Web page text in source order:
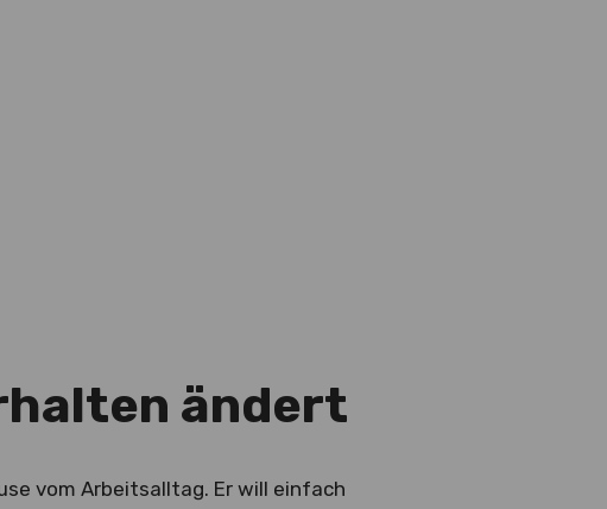
ändert
vom Arbeitsalltag. Er will einfach